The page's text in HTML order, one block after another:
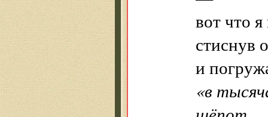
вот что
стиснув
и
«в